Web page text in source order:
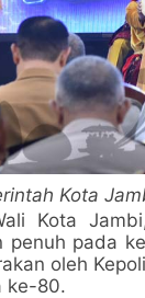
Kota
Kota
penuh pada
oleh
ke-80.